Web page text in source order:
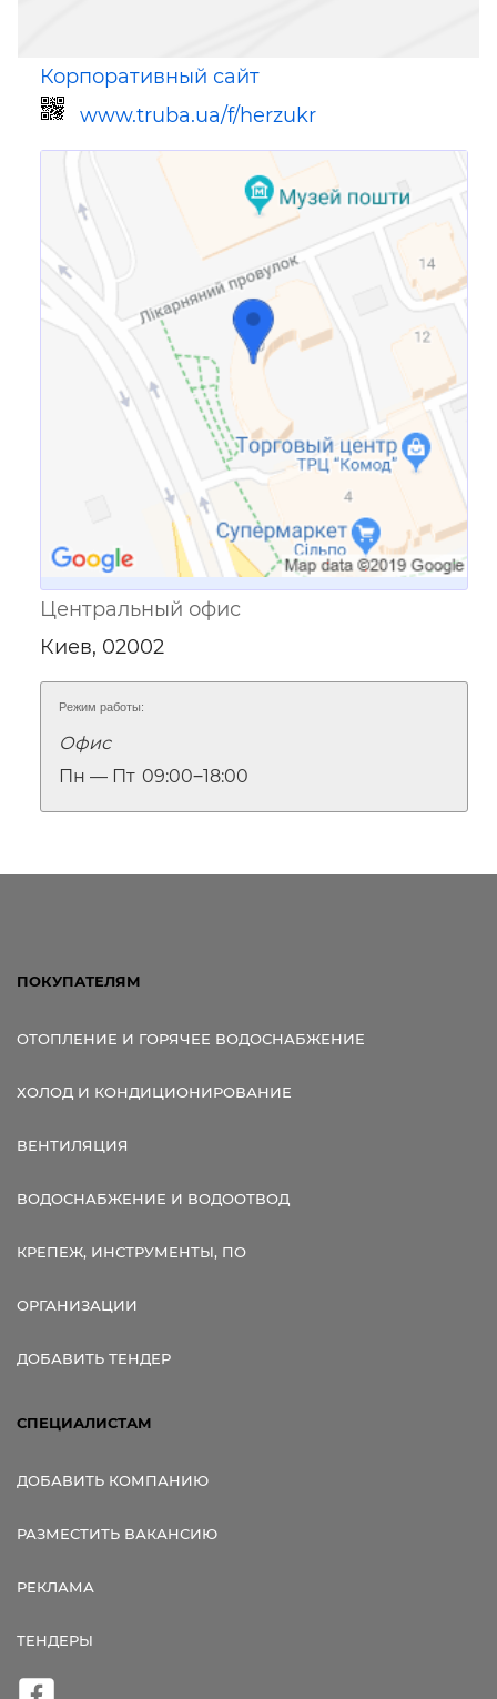
Корпоративный сайт
www.truba.ua/f/herzukr
Ссылка для мобильных устройств
Центральный офис
Киев, 02002
Режим работы:
Офис
Пн — Пт 09:00‒18:00
ПОКУПАТЕЛЯМ
ОТОПЛЕНИЕ И ГОРЯЧЕЕ ВОДОСНАБЖЕНИЕ
ХОЛОД И КОНДИЦИОНИРОВАНИЕ
ВЕНТИЛЯЦИЯ
ВОДОСНАБЖЕНИЕ И ВОДООТВОД
КРЕПЕЖ, ИНСТРУМЕНТЫ, ПО
ОРГАНИЗАЦИИ
ДОБАВИТЬ ТЕНДЕР
СПЕЦИАЛИСТАМ
ДОБАВИТЬ КОМПАНИЮ
РАЗМЕСТИТЬ ВАКАНСИЮ
РЕКЛАМА
ТЕНДЕРЫ